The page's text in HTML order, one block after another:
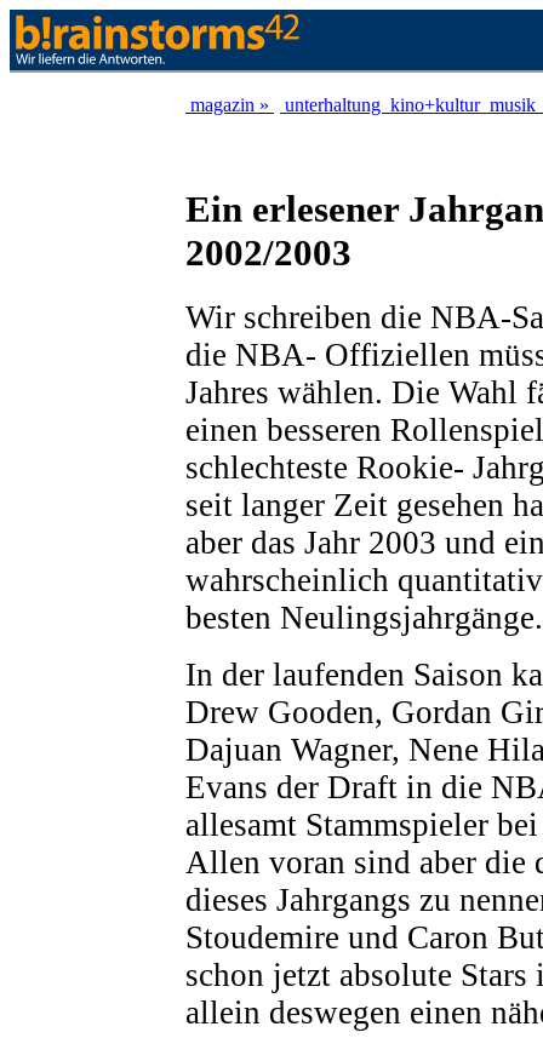
magazin » unterhaltung kino+kultur musik
Ein erlesener
2002/2003
Wir schreiben die NBA-
die NBA- Offiziellen
Jahres wählen. Die
einen besseren
schlechteste Rookie-
seit langer Zeit gesehen
aber das Jahr 2003 und
wahrscheinlich
besten Neulingsjahrgänge.
In der laufenden Saison
Drew Gooden, Gordan
Dajuan Wagner, Nene
Evans der Draft in die
allesamt Stammspieler
Allen voran sind aber die
dieses Jahrgangs zu
Stoudemire und Caron
schon jetzt absolute Stars
allein deswegen einen